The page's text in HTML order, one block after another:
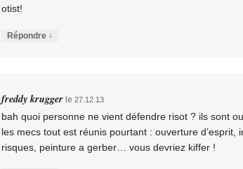
otist!
Répondre ↓
freddy kruggerle 27.12.13
bah quoi personne ne vient défendre risot ? ils sont
les mecs tout est réunis pourtant : ouverture
risques, peinture a gerber… vous devriez kiffer !